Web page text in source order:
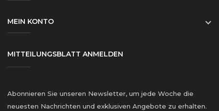
MEIN KONTO 
MITTEILUNGSBLATT ANMELDEN
Abonnieren Sie unseren Newsletter, um jede Woche die
neuesten Nachrichten und exklusiven Angebote zu erhalten.